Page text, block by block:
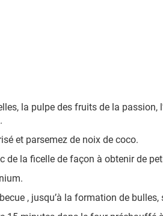
la pulpe des fruits de la passion,
et parsemez de noix de coco.
de la ficelle de façon à obtenir de
, jusqu’à la formation de